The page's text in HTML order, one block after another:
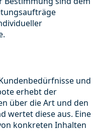
und
erhebt der
über die Art und den
wertet diese aus. Eine
konkreten Inhalten